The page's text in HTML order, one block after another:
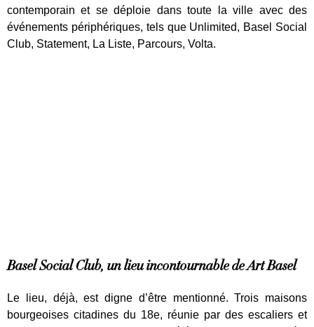
contemporain et se déploie dans toute la ville avec des
événements périphériques, tels que Unlimited, Basel Social
Club, Statement, La Liste, Parcours, Volta.
Basel Social Club, un lieu incontournable de Art Basel
Le lieu, déjà, est digne d’être mentionné. Trois maisons
bourgeoises citadines du 18e, réunie par des escaliers et